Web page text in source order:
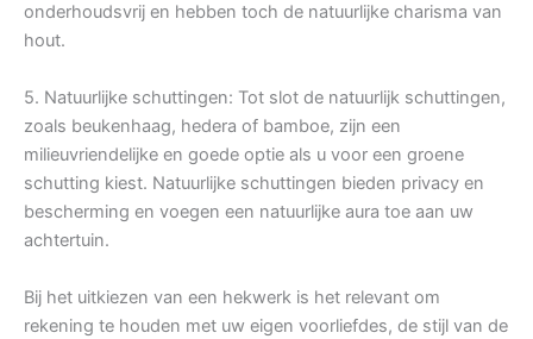
onderhoudsvrij en hebben toch de natuurlijke charisma van
hout.
5. Natuurlijke schuttingen: Tot slot de natuurlijk schuttingen,
zoals beukenhaag, hedera of bamboe, zijn een
milieuvriendelijke en goede optie als u voor een groene
schutting kiest. Natuurlijke schuttingen bieden privacy en
bescherming en voegen een natuurlijke aura toe aan uw
achtertuin.
Bij het uitkiezen van een hekwerk is het relevant om
rekening te houden met uw eigen voorliefdes, de stijl van de